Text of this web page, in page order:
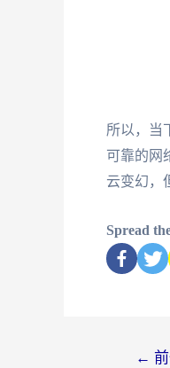
所以，当
可靠的网
云变幻，
Spread
←